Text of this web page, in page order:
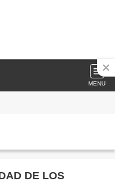
MENU
DE LOS